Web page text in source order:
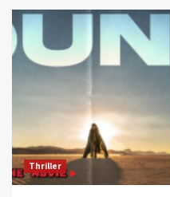
Thriller